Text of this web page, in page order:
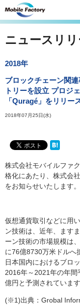
ニュースリリ
2018年
ブロックチェーン関
トリーを設立 プロジ
「Quragé」をリリー
2018年07月25日(水)
株式会社モバイルファ
格化にあたり、株式会
をお知らせいたします。
仮想通貨取引などに用
ン技術は、近年、ます
ーン技術の市場規模は
に76億8730万米ドル
日本国内におけるブロ
2016年～2021年の年
億円と予測されていま
(※1)出典：Grobal